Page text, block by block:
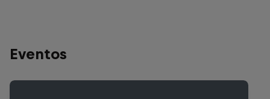
Eventos